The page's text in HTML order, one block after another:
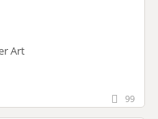
Art
99